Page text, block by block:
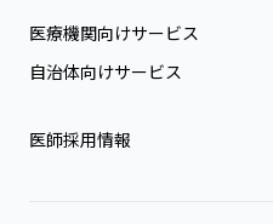
医療機関向けサービス
自治体向けサービス
医師採用情報